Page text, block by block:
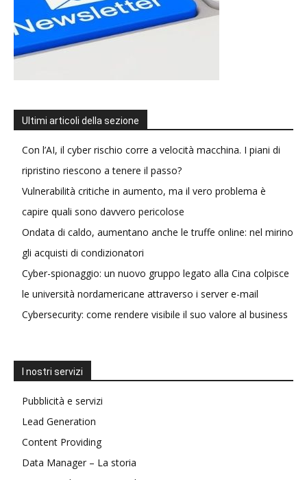
Ultimi articoli della sezione
Con l’AI, il cyber rischio corre a velocità macchina. I piani di
ripristino riescono a tenere il passo?
Vulnerabilità critiche in aumento, ma il vero problema è
capire quali sono davvero pericolose
Ondata di caldo, aumentano anche le truffe online: nel mirino
gli acquisti di condizionatori
Cyber-spionaggio: un nuovo gruppo legato alla Cina colpisce
le università nordamericane attraverso i server e-mail
Cybersecurity: come rendere visibile il suo valore al business
I nostri servizi
Pubblicità e servizi
Lead Generation
Content Providing
Data Manager – La storia